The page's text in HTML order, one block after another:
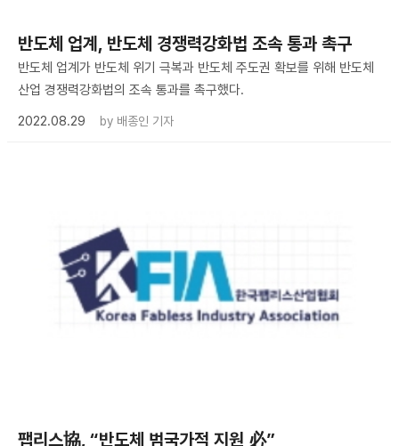
반도체 업계, 반도체 경쟁력강화법 조속 통과 촉구
반도체 업계가 반도체 위기 극복과 반도체 주도권 확보를 위해 반도체
산업 경쟁력강화법의 조속 통과를 촉구했다.
2022.08.29
by 배종인 기자
팹리스協, “반도체 범국가적 지원 必”